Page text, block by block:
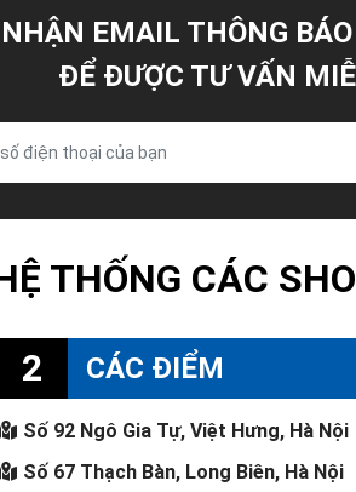
EMAIL THÔNG
ĐỂ ĐƯỢC TƯ VẤN
THỐNG CÁC
2 CÁC ĐIỂM
Số 92 Ngô Gia Tự, Việt Hưng, Hà Nội
Số 67 Thạch Bàn, Long Biên, Hà Nội